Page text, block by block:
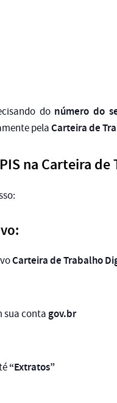
do número do
pelaCarteira de
na Carteira
Carteira de Trabalho
sua conta gov.br
“Extratos”